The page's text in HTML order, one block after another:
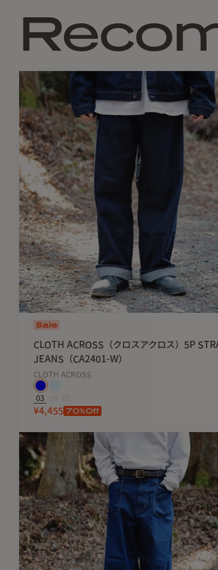
Sale
CLOTH ACROSS（クロスアクロス）5P
JEANS（CA2401-W）
CLOTH ACROSS
03
¥4,455 70%Off